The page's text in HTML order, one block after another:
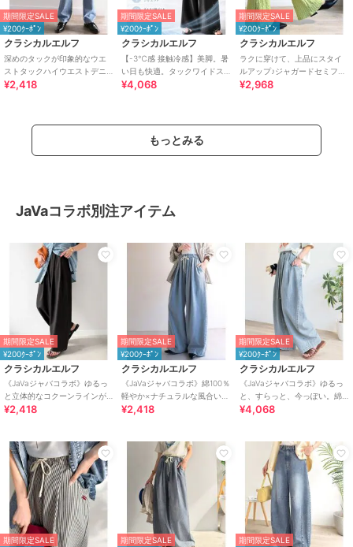
期間限定SALE
¥200ｸｰﾎﾟﾝ
クラシカルエルフ
深めのタックが印象的なウエ
ストタックハイウエストデニ
ム＆チノセミワイドパンツ
¥2,418
期間限定SALE
¥200ｸｰﾎﾟﾝ
クラシカルエルフ
【-3℃感 接触冷感】美脚。暑
い日も快適。タックワイドス
トレートイージーパンツ
¥4,068
期間限定SALE
¥200ｸｰﾎﾟﾝ
クラシカルエルフ
ラクに穿けて、上品にスタイ
ルアップ♪ジャガードセミフレ
アパンツ
¥2,968
もっとみる
JaVaコラボ別注アイテム
期間限定SALE
¥200ｸｰﾎﾟﾝ
クラシカルエルフ
《JaVaジャバコラボ》ゆるっ
と立体的なコクーンラインが
魅力！ツータックイージー軽
¥2,418
期間限定SALE
¥200ｸｰﾎﾟﾝ
クラシカルエルフ
《JaVaジャバコラボ》綿100％
軽やか×ナチュラルな風合い。
ライトオンスデニムイージー
¥2,418
期間限定SALE
¥200ｸｰﾎﾟﾝ
クラシカルエルフ
《JaVaジャバコラボ》ゆるっ
と、すらっと、今っぽい。綿
100% ビッグポケットデニムイ
¥4,068
期間限定SALE
期間限定SALE
期間限定SALE